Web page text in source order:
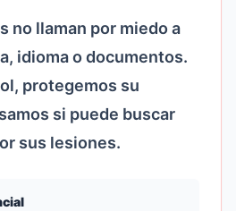
no llaman por miedo a
idioma o documentos.
protegemos su
si puede buscar
sus lesiones.